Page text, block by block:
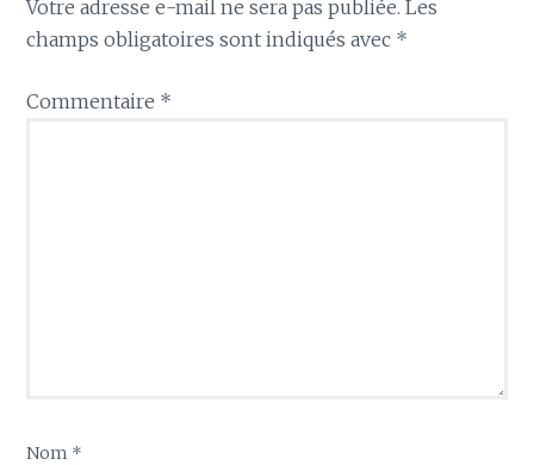
Votre adresse e-mail ne sera pas publiée. Les
champs obligatoires sont indiqués avec *
Commentaire *
Nom *